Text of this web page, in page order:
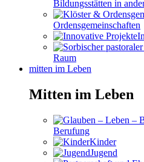
Bildungsstätten in
Ordensgemeinschaften
Raum
mitten im Leben
Mitten im Leben
Berufung
Kinder
Jugend